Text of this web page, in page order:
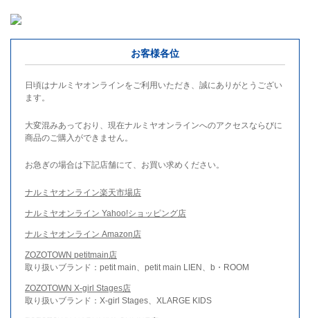
お客様各位
日頃はナルミヤオンラインをご利用いただき、誠にありがとうござい
ます。
大変混みあっており、現在ナルミヤオンラインへのアクセスならびに
商品のご購入ができません。
お急ぎの場合は下記店舗にて、お買い求めください。
ナルミヤオンライン楽天市場店
ナルミヤオンライン Yahoo!ショッピング店
ナルミヤオンライン Amazon店
ZOZOTOWN petitmain店
取り扱いブランド：petit main、petit main LIEN、b・ROOM
ZOZOTOWN X-girl Stages店
取り扱いブランド：X-girl Stages、XLARGE KIDS